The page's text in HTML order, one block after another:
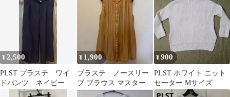
¥ 2,500
PLST プラステ ワイ
ドパンツ ネイビー
¥ 1,900
プラステ ノースリー
ブ ブラウス マスタード
イエロー
¥900
PLST ホワイト ニット
セーター Mサイズ